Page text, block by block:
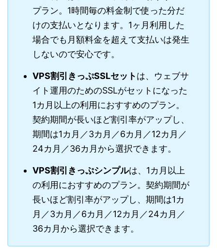
プラン。1時間毎の料金制で使った分だ
けの支払いとなります。1ヶ月利用した
場合でも月額料金を超えて支払いは発生
しないので安心です。
VPS割引きっぷSSLセットは、ウェブサ
イト運用のためのSSLがセットになった
1カ月以上の利用におすすめのプラン。
契約期間が長いほど割引率がアップし、
期間は1カ月／3カ月／6カ月／12カ月／
24カ月／36カ月から選択できます。
VPS割引きっぷシンプルは、1カ月以上
の利用におすすめのプラン。契約期間が
長いほど割引率がアップし、期間は1カ
月／3カ月／6カ月／12カ月／24カ月／
36カ月から選択できます。